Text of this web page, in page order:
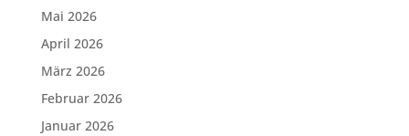
Mai 2026
April 2026
März 2026
Februar 2026
Januar 2026